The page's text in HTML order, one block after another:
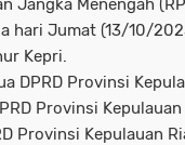
Jangka Menengah
hari Jumat (13/10/
Kepri.
DPRD Provinsi
Provinsi
Provinsi Kepulauan